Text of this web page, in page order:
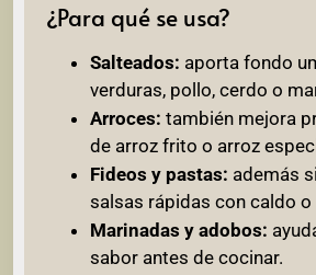
¿Para qué se usa?
Salteados: aporta fondo
verduras, pollo, cerdo o
Arroces: también mejora
de arroz frito o arroz
Fideos y pastas: además
salsas rápidas con caldo o
Marinadas y adobos:
sabor antes de cocinar.